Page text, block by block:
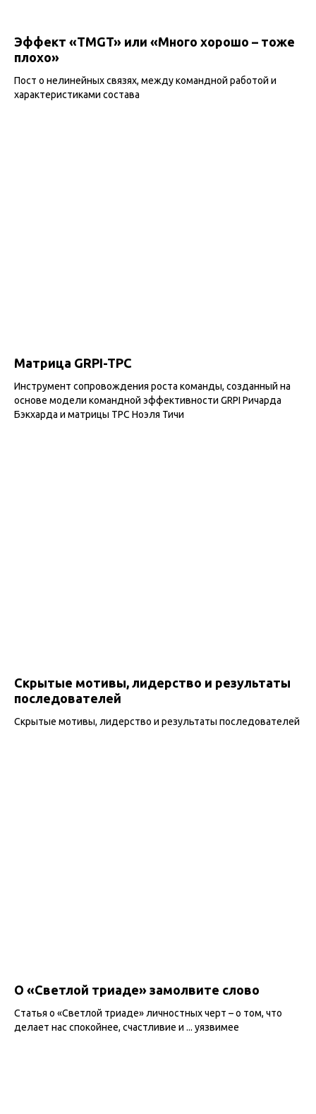
Эффект «TMGT» или «Много хорошо – тоже
плохо»
Пост о нелинейных связях, между командной работой и
характеристиками состава
Матрица GRPI-TPC
Инструмент сопровождения роста команды, созданный на
основе модели командной эффективности GRPI Ричарда
Бэкхарда и матрицы TPC Ноэля Тичи
Скрытые мотивы, лидерство и результаты
последователей
Скрытые мотивы, лидерство и результаты последователей
О «Светлой триаде» замолвите слово
Статья о «Светлой триаде» личностных черт – о том, что
делает нас спокойнее, счастливие и ... уязвимее